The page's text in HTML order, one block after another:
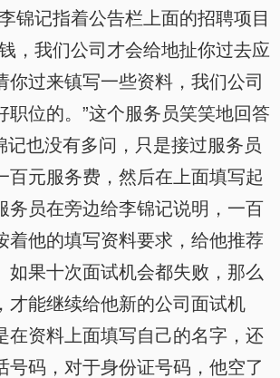
锦记指着公告栏上面的招聘项目
，我们公司才会给地扯你过去应
你过来镇写一些资料，我们公司
职位的。”这个服务员笑笑地回答
记也没有多问，只是接过服务员
百元服务费，然后在上面填写起
务员在旁边给李锦记说明，一百
着他的填写资料要求，给他推荐
如果十次面试机会都失败，那么
才能继续给他新的公司面试机
在资料上面填写自己的名字，还
号码，对于身份证号码，他空了